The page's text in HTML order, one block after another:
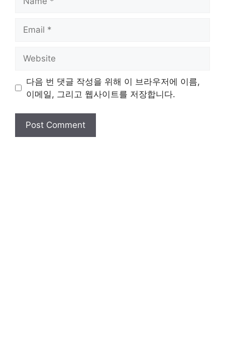
다음 번 댓글 작성을 위해 이 브라우저에 이름,
이메일, 그리고 웹사이트를 저장합니다.